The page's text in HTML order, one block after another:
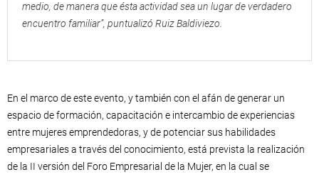
medio, de manera que ésta actividad sea un lugar de verdadero
encuentro familiar”, puntualizó Ruiz Baldiviezo.
En el marco de este evento, y también con el afán de generar un
espacio de formación, capacitación e intercambio de experiencias
entre mujeres emprendedoras, y de potenciar sus habilidades
empresariales a través del conocimiento, está prevista la realización
de la II versión del Foro Empresarial de la Mujer, en la cual se